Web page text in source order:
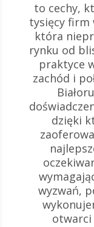
to cechy,
tysięcy firm
która
rynku od
praktyce
zachód i
dzięki
wyzwań,
otwarci